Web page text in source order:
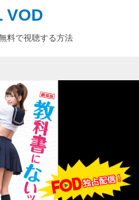
VOD
料で視聴する方法